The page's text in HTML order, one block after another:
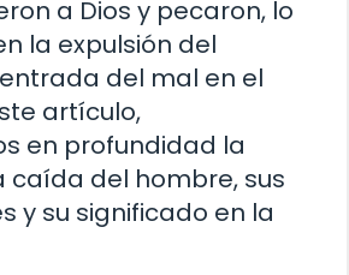
a Dios y pecaron, lo
la expulsión del
del mal en el
artículo,
en profundidad la
caída del hombre, sus
y su significado en la